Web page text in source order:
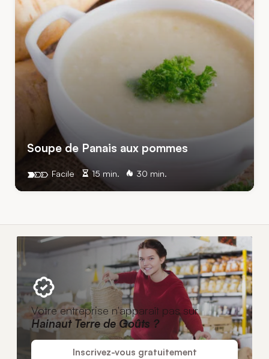
Soupe de Panais aux pommes
15 min. 30 min.
Facile
Votre entreprise n'apparaît pas sur
Hainaut Terre de Goûts ?
Inscrivez-vous gratuitement